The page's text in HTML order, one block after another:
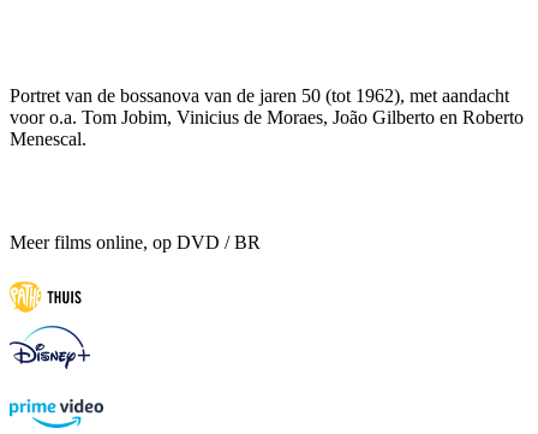
Portret van de bossanova van de jaren 50 (tot 1962), met aandacht
voor o.a. Tom Jobim, Vinicius de Moraes, João Gilberto en Roberto
Menescal.
Meer films online, op DVD / BR